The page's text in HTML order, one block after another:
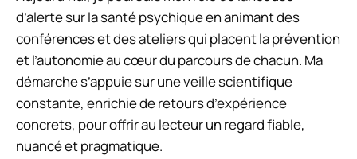
d’alerte sur la santé psychique en animant des
conférences et des ateliers qui placent la prévention
et l’autonomie au cœur du parcours de chacun. Ma
démarche s’appuie sur une veille scientifique
constante, enrichie de retours d’expérience
concrets, pour offrir au lecteur un regard fiable,
nuancé et pragmatique.